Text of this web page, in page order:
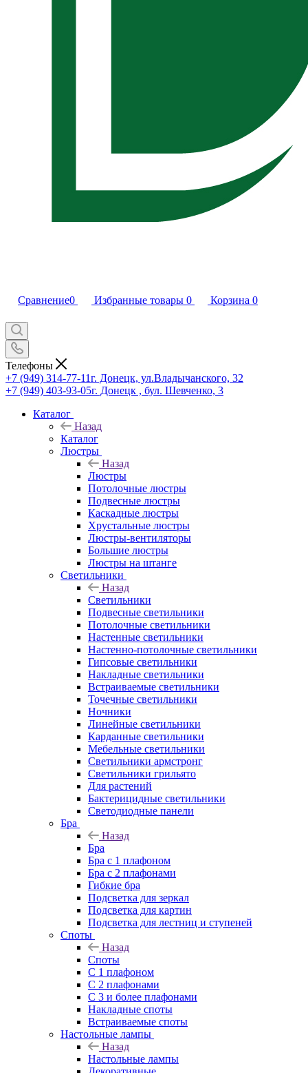
Сравнение0 Избранные товары 0 Корзина 0
Телефоны
+7 (949) 314-77-11г. Донецк, ул.Владычанского, 32
+7 (949) 403-93-05г. Донецк , бул. Шевченко, 3
Каталог
Назад
Каталог
Люстры
Назад
Люстры
Потолочные люстры
Подвесные люстры
Каскадные люстры
Хрустальные люстры
Люстры-вентиляторы
Большие люстры
Люстры на штанге
Светильники
Назад
Светильники
Подвесные светильники
Потолочные светильники
Настенные светильники
Настенно-потолочные светильники
Гипсовые светильники
Накладные светильники
Встраиваемые светильники
Точечные светильники
Ночники
Линейные светильники
Карданные светильники
Мебельные светильники
Светильники армстронг
Светильники грильято
Для растений
Бактерицидные светильники
Светодиодные панели
Бра
Назад
Бра
Бра с 1 плафоном
Бра с 2 плафонами
Гибкие бра
Подсветка для зеркал
Подсветка для картин
Подсветка для лестниц и ступеней
Споты
Назад
Споты
С 1 плафоном
С 2 плафонами
С 3 и более плафонами
Накладные споты
Встраиваемые споты
Настольные лампы
Назад
Настольные лампы